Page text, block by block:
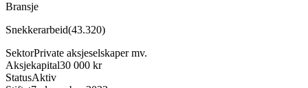
Bransje
Snekkerarbeid(43.320)
SektorPrivate aksjeselskaper mv.
Aksjekapital30 000 kr
StatusAktiv